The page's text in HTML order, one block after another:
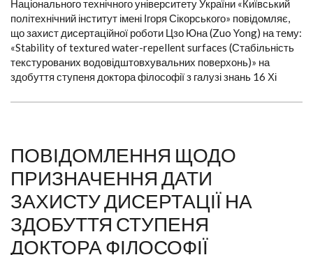
Національного технічного університету України «Київський
політехнічний інститут імені Ігоря Сікорського» повідомляє,
що захист дисертаційної роботи Цзо Юна (Zuo Yong) на тему:
«Stability of textured water-repellent surfaces (Стабільність
текстурованих водовідштовхувальних поверхонь)» на
здобуття ступеня доктора філософії з галузі знань 16 Хі
ПОВІДОМЛЕННЯ ЩОДО
ПРИЗНАЧЕННЯ ДАТИ
ЗАХИСТУ ДИСЕРТАЦІЇ НА
ЗДОБУТТЯ СТУПЕНЯ
ДОКТОРА ФІЛОСОФІЇ